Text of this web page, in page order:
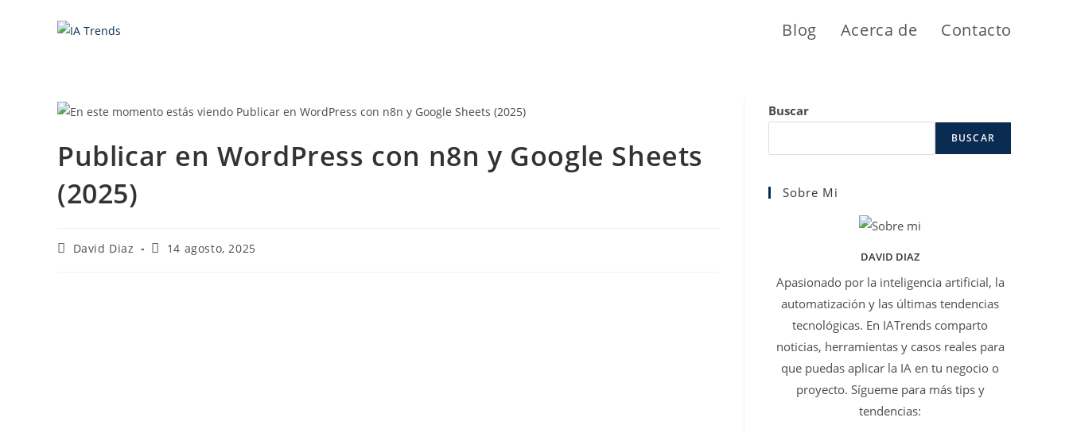
Blog Acerca de Contacto
Publicar en WordPress con n8n y Google Sheets
(2025)
AutorDavid Diaz
Última
14 agosto, 2025
Buscar
BUSCAR
Sobre Mi
DAVID DIAZ
Apasionado por la inteligencia artificial, la
automatización y las últimas tendencias
tecnológicas. En IATrends comparto
noticias, herramientas y casos reales para
que puedas aplicar la IA en tu negocio o
proyecto. Sígueme para más tips y
tendencias: